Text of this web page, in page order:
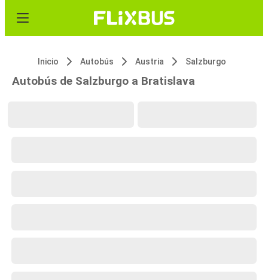
Inicio Autobús Austria Salzburgo
Autobús de Salzburgo a Bratislava